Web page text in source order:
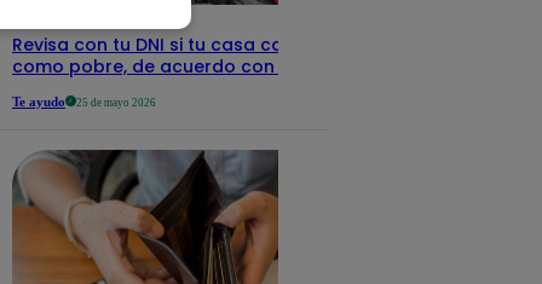
Revisa con tu DNI si tu casa califica
como pobre, de acuerdo con el Sisfoh
Te ayudo 25 de mayo 2026